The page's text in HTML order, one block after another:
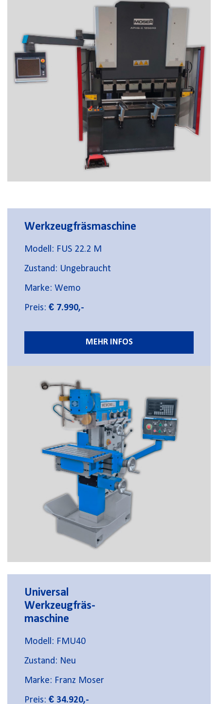
Werkzeugfräsmaschine
Modell: FUS 22.2 M
Zustand: Ungebraucht
Marke: Wemo
Preis: € 7.990,-
MEHR INFOS
Universal
Werkzeugfräs-
maschine
Modell: FMU40
Zustand: Neu
Marke: Franz Moser
Preis: € 34.920,-